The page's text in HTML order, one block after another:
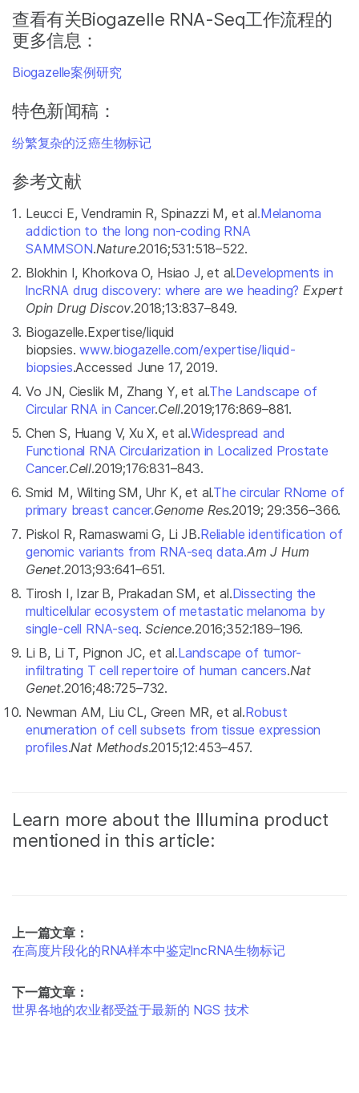
查看有关Biogazelle RNA-Seq工作流程的
更多信息：
Biogazelle案例研究
特色新闻稿：
纷繁复杂的泛癌生物标记
参考文献
Leucci E, Vendramin R, Spinazzi M, et al.Melanoma
addiction to the long non-coding RNA
SAMMSON.Nature.2016;531:518–522.
Blokhin I, Khorkova O, Hsiao J, et al.Developments in
lncRNA drug discovery: where are we heading? Expert
Opin Drug Discov.2018;13:837–849.
Biogazelle.Expertise/liquid
biopsies.www.biogazelle.com/expertise/liquid-
biopsies.Accessed June 17, 2019.
Vo JN, Cieslik M, Zhang Y, et al.The Landscape of
Circular RNA in Cancer.Cell.2019;176:869–881.
Chen S, Huang V, Xu X, et al.Widespread and
Functional RNA Circularization in Localized Prostate
Cancer.Cell.2019;176:831–843.
Smid M, Wilting SM, Uhr K, et al.The circular RNome of
primary breast cancer.Genome Res.2019; 29:356–366.
Piskol R, Ramaswami G, Li JB.Reliable identification of
genomic variants from RNA-seq data.Am J Hum
Genet.2013;93:641–651.
Tirosh I, Izar B, Prakadan SM, et al.Dissecting the
multicellular ecosystem of metastatic melanoma by
single-cell RNA-seq.Science.2016;352:189–196.
Li B, Li T, Pignon JC, et al.Landscape of tumor-
infiltrating T cell repertoire of human cancers.Nat
Genet.2016;48:725–732.
Newman AM, Liu CL, Green MR, et al.Robust
enumeration of cell subsets from tissue expression
profiles.Nat Methods.2015;12:453–457.
Learn more about the Illumina product
mentioned in this article:
上一篇文章：
在高度片段化的RNA样本中鉴定lncRNA生物标记
下一篇文章：
世界各地的农业都受益于最新的 NGS 技术